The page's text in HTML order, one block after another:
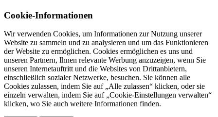
Cookie-Informationen
Wir verwenden Cookies, um Informationen zur Nutzung unserer
Website zu sammeln und zu analysieren und um das Funktionieren
der Website zu ermöglichen. Cookies ermöglichen es uns und
unseren Partnern, Ihnen relevante Werbung anzuzeigen, wenn Sie
unseren Internetauftritt und die Websites von Drittanbietern,
einschließlich sozialer Netzwerke, besuchen. Sie können alle
Cookies zulassen, indem Sie auf „Alle zulassen“ klicken, oder sie
einzeln verwalten, indem Sie auf „Cookie-Einstellungen verwalten“
klicken, wo Sie auch weitere Informationen finden.